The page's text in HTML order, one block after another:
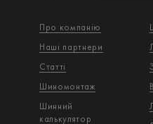
Про компанію
Наші партнери
Статті
Шиномонтаж
Шинний
калькулятор